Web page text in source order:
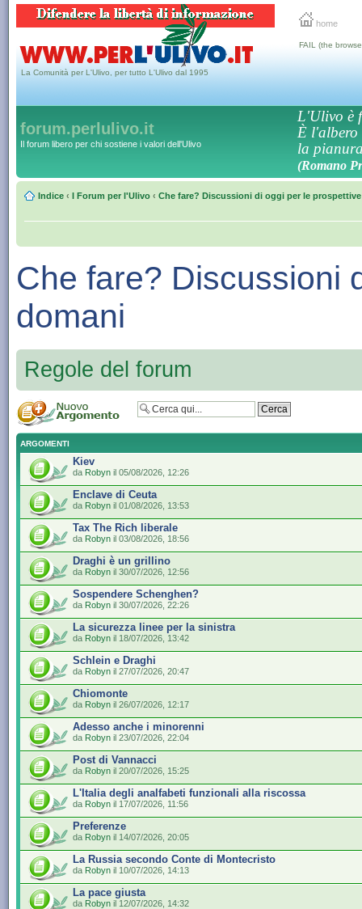
home
La Comunità per L'Ulivo, per tutto L'Ulivo dal 1995
FAIL (the
forum.perlulivo.it
Il forum libero per chi sostiene i valori dell'Ulivo
L'Ulivo è
È l'albero
la
(Romano
Indice ‹ I Forum per l'Ulivo ‹ Che fare? Discussioni di oggi per le
Che fare? Discussioni
domani
Regole del forum
ARGOMENTI
Kiev
da Robyn il 05/08/2026, 12:26
Enclave di Ceuta
da Robyn il 01/08/2026, 13:53
Tax The Rich liberale
da Robyn il 03/08/2026, 18:56
Draghi è un grillino
da Robyn il 30/07/2026, 12:56
Sospendere Schenghen?
da Robyn il 30/07/2026, 22:26
La sicurezza linee per la sinistra
da Robyn il 18/07/2026, 13:42
Schlein e Draghi
da Robyn il 27/07/2026, 20:47
Chiomonte
da Robyn il 26/07/2026, 12:17
Adesso anche i minorenni
da Robyn il 23/07/2026, 22:04
Post di Vannacci
da Robyn il 20/07/2026, 15:25
L'Italia degli analfabeti funzionali alla riscossa
da Robyn il 17/07/2026, 11:56
Preferenze
da Robyn il 14/07/2026, 20:05
La Russia secondo Conte di Montecristo
da Robyn il 10/07/2026, 14:13
La pace giusta
da Robyn il 12/07/2026, 14:32